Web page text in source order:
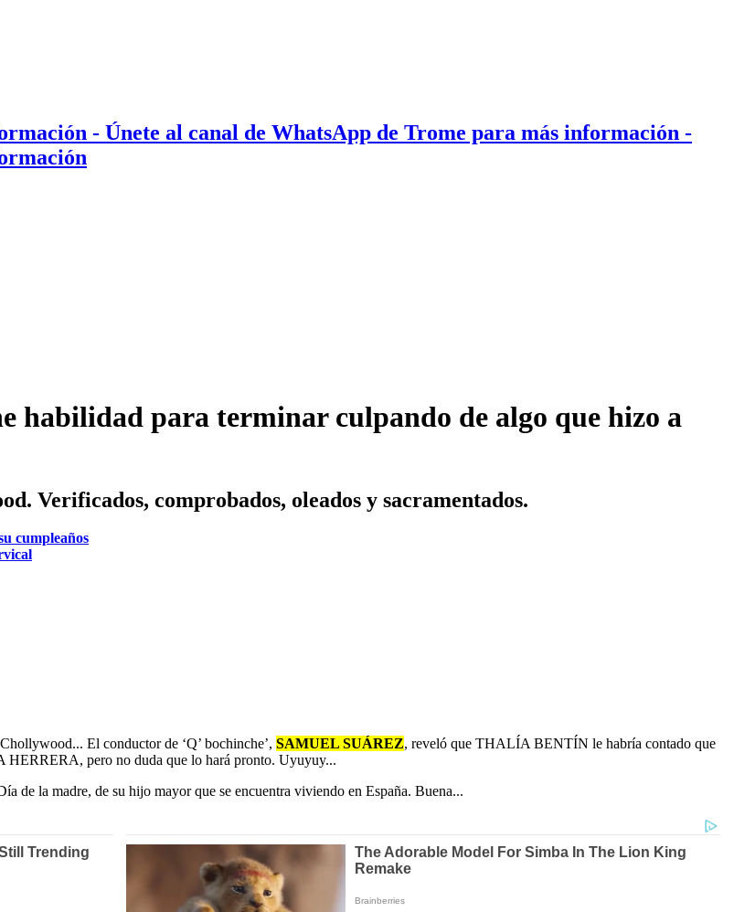
- Únete al canal de WhatsApp de Trome para más información -
habilidad para terminar culpando de algo que hizo a
Verificados, comprobados, oleados y sacramentados.
cumpleaños
El conductor de ‘Q’ bochinche’, SAMUEL SUÁREZ, reveló que THALÍA BENTÍN le habría contado que
pero no duda que lo hará pronto. Uyuyuy...
de la madre, de su hijo mayor que se encuentra viviendo en España. Buena...